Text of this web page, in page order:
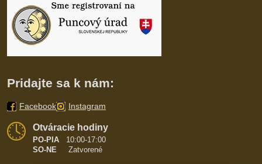
Pridajte sa k nám:
Facebook Instagram
Otváracie hodiny
PO-PIA
10:00-17:00
SO-NE Zatvorené